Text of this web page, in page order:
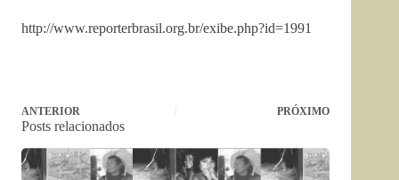
http://www.reporterbrasil.org.br/exibe.php?id=1991
ANTERIOR PRÓXIMO
Posts relacionados